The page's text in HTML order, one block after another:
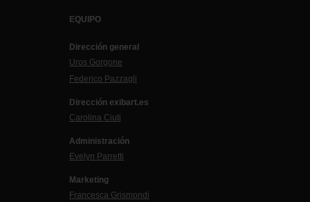
EQUIPO
Dirección general
Uros Gorgone
Federico Pazzagli
Dirección exibart.es
Carolina Ciuti
Administración
Evelyn Parretti
Marketing
Francesca Grismondi